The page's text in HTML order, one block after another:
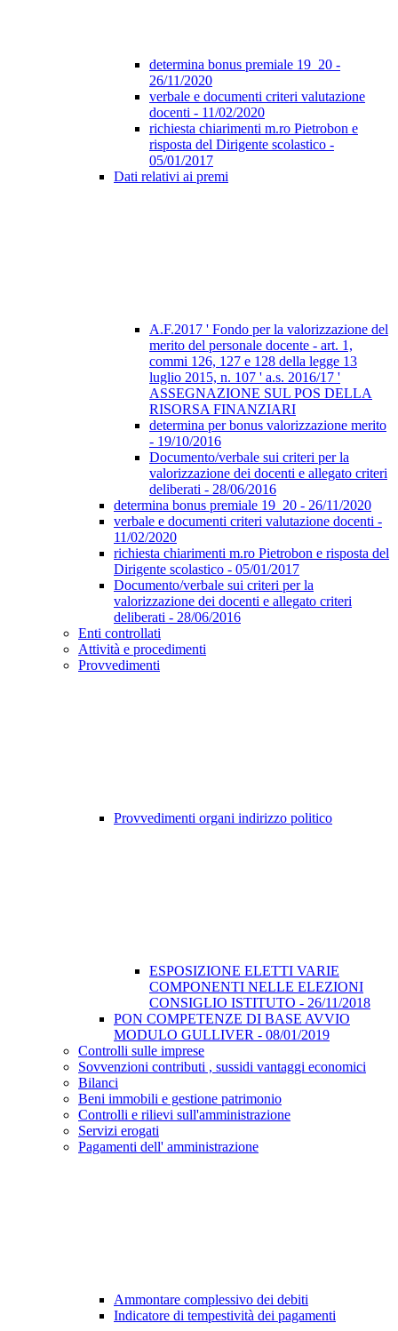
determina bonus premiale 19_20 -
26/11/2020
verbale e documenti criteri valutazione
docenti - 11/02/2020
richiesta chiarimenti m.ro Pietrobon e
risposta del Dirigente scolastico -
05/01/2017
Dati relativi ai premi
A.F.2017 ' Fondo per la valorizzazione del
merito del personale docente - art. 1,
commi 126, 127 e 128 della legge 13
luglio 2015, n. 107 ' a.s. 2016/17 '
ASSEGNAZIONE SUL POS DELLA
RISORSA FINANZIARI
determina per bonus valorizzazione merito
- 19/10/2016
Documento/verbale sui criteri per la
valorizzazione dei docenti e allegato criteri
deliberati - 28/06/2016
determina bonus premiale 19_20 - 26/11/2020
verbale e documenti criteri valutazione docenti -
11/02/2020
richiesta chiarimenti m.ro Pietrobon e risposta del
Dirigente scolastico - 05/01/2017
Documento/verbale sui criteri per la
valorizzazione dei docenti e allegato criteri
deliberati - 28/06/2016
Enti controllati
Attività e procedimenti
Provvedimenti
Provvedimenti organi indirizzo politico
ESPOSIZIONE ELETTI VARIE
COMPONENTI NELLE ELEZIONI
CONSIGLIO ISTITUTO - 26/11/2018
PON COMPETENZE DI BASE AVVIO
MODULO GULLIVER - 08/01/2019
Controlli sulle imprese
Sovvenzioni contributi , sussidi vantaggi economici
Bilanci
Beni immobili e gestione patrimonio
Controlli e rilievi sull'amministrazione
Servizi erogati
Pagamenti dell' amministrazione
Ammontare complessivo dei debiti
Indicatore di tempestività dei pagamenti